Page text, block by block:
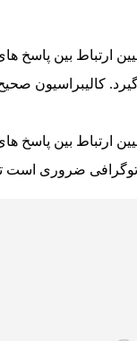
ارتباط بین پاسخ
کالیبراسیون
ارتباط بین پاسخ
ضروری است